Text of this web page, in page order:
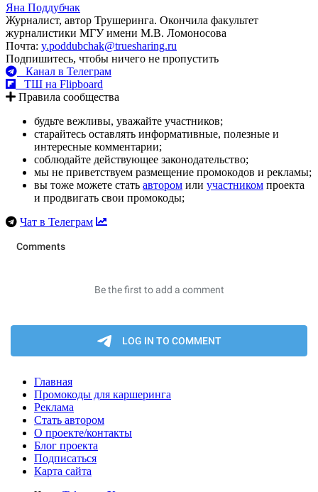
Яна Поддубчак
Журналист, автор Трушеринга. Окончила факультет
журналистики МГУ имени М.В. Ломоносова
Почта: y.poddubchak@truesharing.ru
Подпишитесь, чтобы ничего не пропустить
Канал в Телеграм
ТШ на Flipboard
Правила сообщества
будьте вежливы, уважайте участников;
старайтесь оставлять информативные, полезные и
интересные комментарии;
соблюдайте действующее законодательство;
мы не приветствуем размещение промокодов и рекламы;
вы тоже можете стать автором или участником проекта
и продвигать свои промокоды;
Чат в Телеграм
Главная
Промокоды для каршеринга
Реклама
Стать автором
О проекте/контакты
Блог проекта
Подписаться
Карта сайта